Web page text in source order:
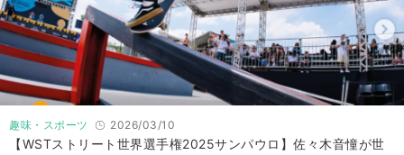
趣味・スポーツ 2026/03/10
【WSTストリート世界選手権2025サンパウロ】佐々木音憧が世